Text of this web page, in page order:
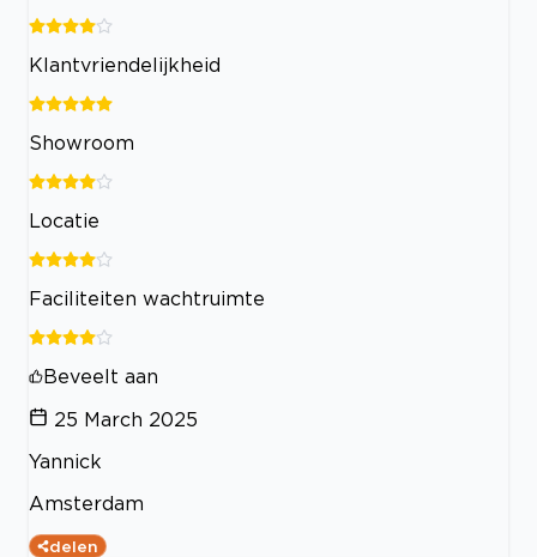
Klantvriendelijkheid
Showroom
Locatie
Faciliteiten wachtruimte
Beveelt aan
25 March 2025
Yannick
Amsterdam
delen